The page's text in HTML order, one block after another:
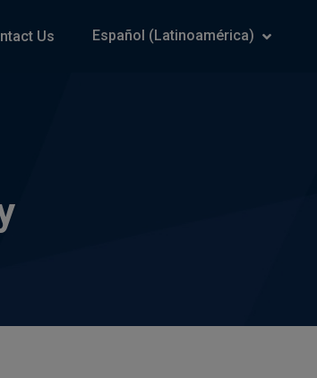
Us Español (Latinoamérica)